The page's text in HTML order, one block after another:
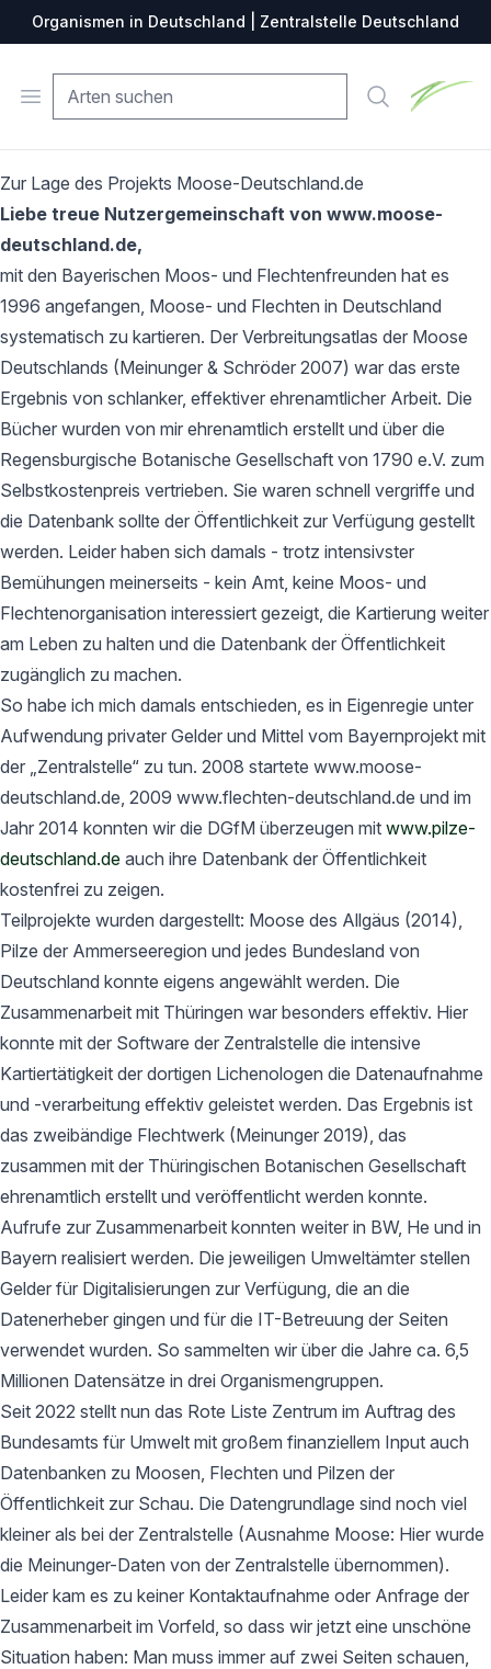
Organismen in Deutschland | Zentralstelle Deutschland
Open menu Suche
Zur Lage des Projekts Moose-Deutschland.de
Liebe treue Nutzergemeinschaft von www.moose-
deutschland.de,
mit den Bayerischen Moos- und Flechtenfreunden hat es
1996 angefangen, Moose- und Flechten in Deutschland
systematisch zu kartieren. Der Verbreitungsatlas der Moose
Deutschlands (Meinunger & Schröder 2007) war das erste
Ergebnis von schlanker, effektiver ehrenamtlicher Arbeit. Die
Bücher wurden von mir ehrenamtlich erstellt und über die
Regensburgische Botanische Gesellschaft von 1790 e.V. zum
Selbstkostenpreis vertrieben. Sie waren schnell vergriffe und
die Datenbank sollte der Öffentlichkeit zur Verfügung gestellt
werden. Leider haben sich damals - trotz intensivster
Bemühungen meinerseits - kein Amt, keine Moos- und
Flechtenorganisation interessiert gezeigt, die Kartierung weiter
am Leben zu halten und die Datenbank der Öffentlichkeit
zugänglich zu machen.
So habe ich mich damals entschieden, es in Eigenregie unter
Aufwendung privater Gelder und Mittel vom Bayernprojekt mit
der „Zentralstelle“ zu tun. 2008 startete www.moose-
deutschland.de, 2009 www.flechten-deutschland.de und im
Jahr 2014 konnten wir die DGfM überzeugen mit www.pilze-
deutschland.de auch ihre Datenbank der Öffentlichkeit
kostenfrei zu zeigen.
Teilprojekte wurden dargestellt: Moose des Allgäus (2014),
Pilze der Ammerseeregion und jedes Bundesland von
Deutschland konnte eigens angewählt werden. Die
Zusammenarbeit mit Thüringen war besonders effektiv. Hier
konnte mit der Software der Zentralstelle die intensive
Kartiertätigkeit der dortigen Lichenologen die Datenaufnahme
und -verarbeitung effektiv geleistet werden. Das Ergebnis ist
das zweibändige Flechtwerk (Meinunger 2019), das
zusammen mit der Thüringischen Botanischen Gesellschaft
ehrenamtlich erstellt und veröffentlicht werden konnte.
Aufrufe zur Zusammenarbeit konnten weiter in BW, He und in
Bayern realisiert werden. Die jeweiligen Umweltämter stellen
Gelder für Digitalisierungen zur Verfügung, die an die
Datenerheber gingen und für die IT-Betreuung der Seiten
verwendet wurden. So sammelten wir über die Jahre ca. 6,5
Millionen Datensätze in drei Organismengruppen.
Seit 2022 stellt nun das Rote Liste Zentrum im Auftrag des
Bundesamts für Umwelt mit großem finanziellem Input auch
Datenbanken zu Moosen, Flechten und Pilzen der
Öffentlichkeit zur Schau. Die Datengrundlage sind noch viel
kleiner als bei der Zentralstelle (Ausnahme Moose: Hier wurde
die Meinunger-Daten von der Zentralstelle übernommen).
Leider kam es zu keiner Kontaktaufnahme oder Anfrage der
Zusammenarbeit im Vorfeld, so dass wir jetzt eine unschöne
Situation haben: Man muss immer auf zwei Seiten schauen,